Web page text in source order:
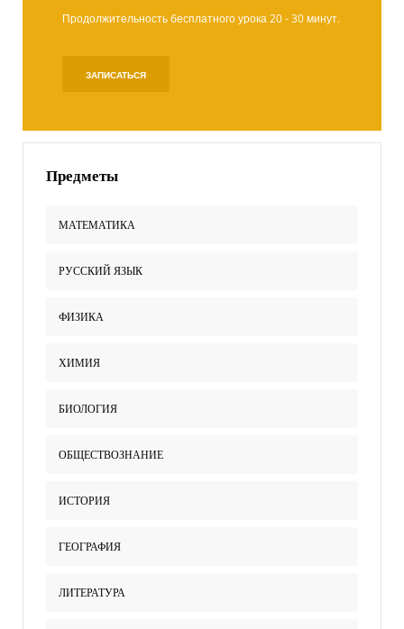
Продолжительность бесплатного урока 20 - 30 минут.
ЗАПИСАТЬСЯ
Предметы
МАТЕМАТИКА
РУССКИЙ ЯЗЫК
ФИЗИКА
ХИМИЯ
БИОЛОГИЯ
ОБЩЕСТВОЗНАНИЕ
ИСТОРИЯ
ГЕОГРАФИЯ
ЛИТЕРАТУРА